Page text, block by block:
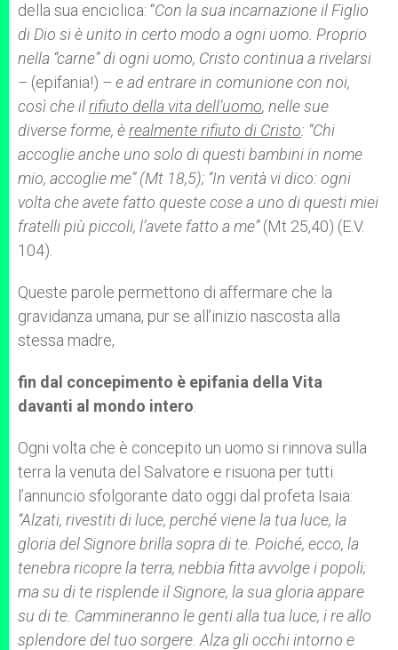
della sua enciclica: “Con la sua incarnazione il Figlio
di Dio si è unito in certo modo a ogni uomo. Proprio
nella “carne” di ogni uomo, Cristo continua a rivelarsi
– (epifania!) – e ad entrare in comunione con noi,
così che ilrifiuto della vita dell’uomo, nelle sue
diverse forme, èrealmente rifiuto di Cristo: “Chi
accoglie anche uno solo di questi bambini in nome
mio, accoglie me” (Mt 18,5); “In verità vi dico: ogni
volta che avete fatto queste cose a uno di questi miei
fratelli più piccoli, l’avete fatto a me”(Mt 25,40) (E.V.
104).
Queste parole permettono di affermare che la
gravidanza umana, pur se all’inizio nascosta alla
stessa madre,
fin dal concepimento è epifania della Vita
davanti al mondo intero
Ogni volta che è concepito un uomo si rinnova sulla
terra la venuta del Salvatore e risuona per tutti
l’annuncio sfolgorante dato oggi dal profeta Isaia:
“Alzati, rivestiti di luce, perché viene la tua luce, la
gloria del Signore brilla sopra di te. Poiché, ecco, la
tenebra ricopre la terra, nebbia fitta avvolge i popoli;
ma su di te risplende il Signore, la sua gloria appare
su di te. Cammineranno le genti alla tua luce, i re allo
splendore del tuo sorgere. Alza gli occhi intorno e